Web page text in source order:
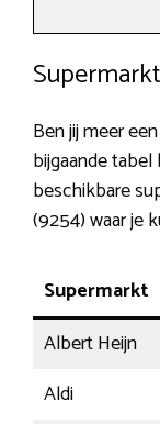
Ben jij meer
bijgaande
beschikbare
(9254) waar je
Supermarkt
Albert Heijn
Aldi